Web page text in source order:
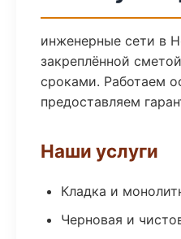
инженерные сети в
закреплённой
сроками. Работаем
предоставляем
Наши услуги
Кладка и
Черновая и